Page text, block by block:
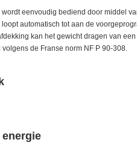
wordt eenvoudig bediend door middel
loopt automatisch tot aan de
kan het gewicht dragen van
de Franse norm NF P 90-308.
energie